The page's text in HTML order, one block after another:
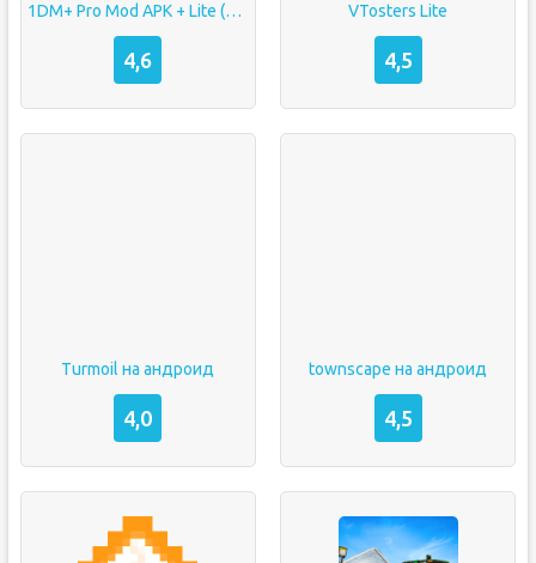
1DM+ Pro Mod APK + Lite (Cracked)
4,6
VTosters Lite
4,5
Turmoil на андроид
4,0
townscape на андроид
4,5